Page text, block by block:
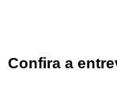
Confira a